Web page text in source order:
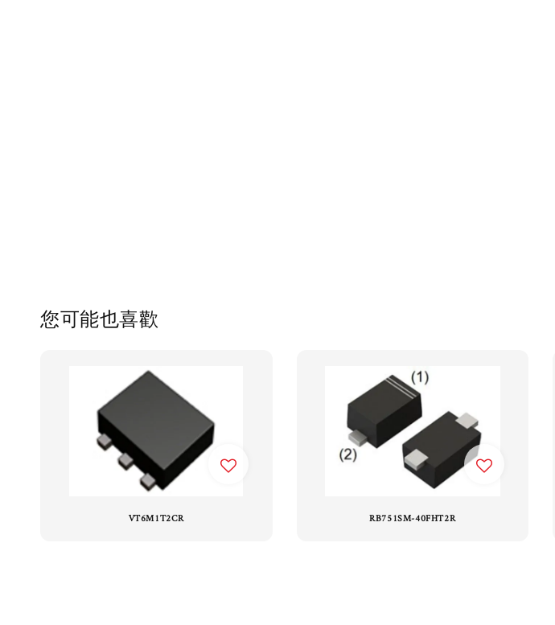
您可能也喜歡
VT6M1T2CR RB751SM-40FHT2R